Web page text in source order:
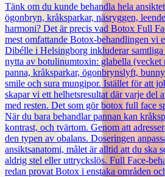
Tänk om du kunde behandla hela
ögonbryn, kråksparkar, näsryggen,
harmoni? Det är precis vad Botox Full
mest omfattande Botox-behandlingen vi
Dibélle i Helsingborg inkluderar samtliga
nytta av botulinumtoxin: glabella (vecket
panna, kråksparkar, ögonbrynslyft,
smile och sura mungipor. Istället för att
skapar vi ett helhetsresultat där varje del
med resten. Det som gör botox full face
När du bara behandlar pannan kan
kontrast, och tvärtom. Genom att
den typen av obalans. Doseringen
ansiktsanatomi, målet är alltid att du ska
aldrig stel eller uttryckslös. Full Face-
redan provat Botox i enstaka områden